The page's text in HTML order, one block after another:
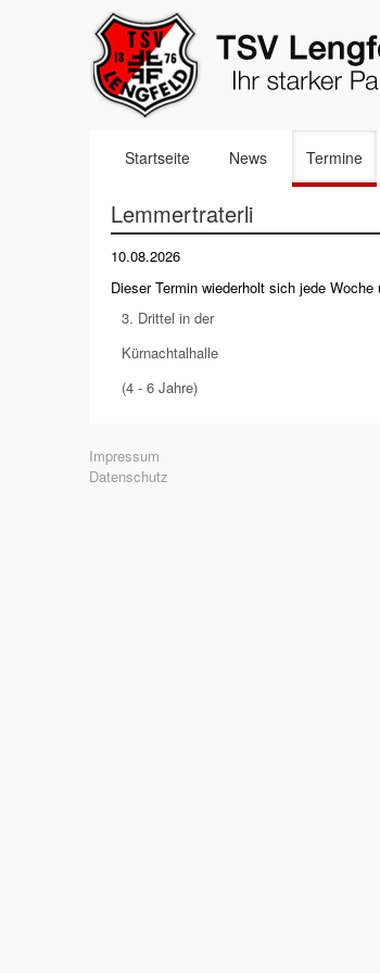
überspringen
Startseite News Termine
Lemmertraterli
10.08.2026
Dieser Termin wiederholt sich jede
3. Drittel in der
Kürnachtalhalle
(4 - 6 Jahre)
Navigation
überspringen
Impressum
Datenschutz